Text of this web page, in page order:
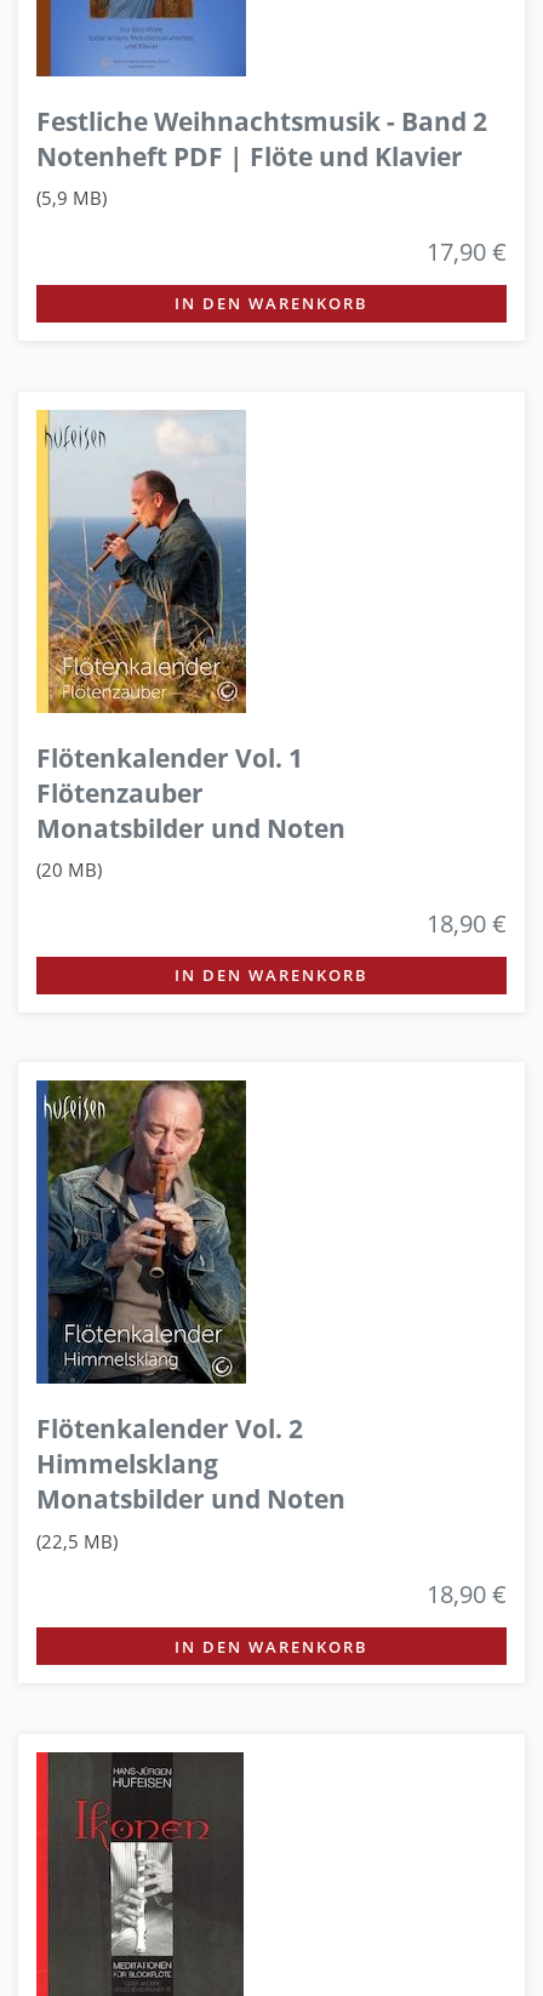
Festliche Weihnachtsmusik - Band 2
Notenheft PDF | Flöte und Klavier
(5,9 MB)
17,90 €
IN DEN WARENKORB
Flötenkalender Vol. 1
Flötenzauber
Monatsbilder und Noten
(20 MB)
18,90 €
IN DEN WARENKORB
Flötenkalender Vol. 2
Himmelsklang
Monatsbilder und Noten
(22,5 MB)
18,90 €
IN DEN WARENKORB